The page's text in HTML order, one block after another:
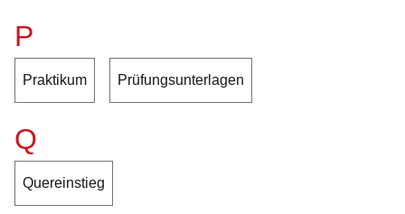
P
Praktikum Prüfungsunterlagen
Q
Quereinstieg